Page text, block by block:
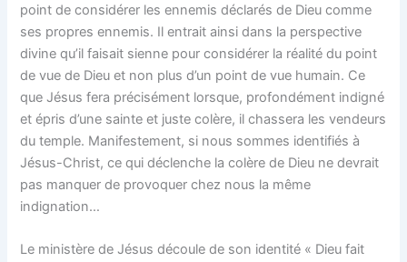
point de considérer les ennemis déclarés de Dieu comme
ses propres ennemis. Il entrait ainsi dans la perspective
divine qu’il faisait sienne pour considérer la réalité du point
de vue de Dieu et non plus d’un point de vue humain. Ce
que Jésus fera précisément lorsque, profondément indigné
et épris d’une sainte et juste colère, il chassera les vendeurs
du temple. Manifestement, si nous sommes identifiés à
Jésus-Christ, ce qui déclenche la colère de Dieu ne devrait
pas manquer de provoquer chez nous la même
indignation…
Le ministère de Jésus découle de son identité « Dieu fait